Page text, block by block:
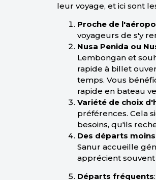
leur voyage, et ici sont
Proche de
voyageurs de s'y
Nusa Penida ou
Lembongan et
rapide à billet
temps. Vous
rapide en bateau
Variété de choix
préférences. Cela
besoins, qu'ils
Des départs
Sanur accueille
apprécient
Départs fréquents